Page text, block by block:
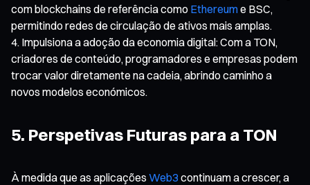
com blockchains de referência como Ethereume BSC,
permitindo redes de circulação de ativos mais amplas.
Impulsiona a adoção da economia digital: Com a TON,
criadores de conteúdo, programadores e empresas podem
trocar valor diretamente na cadeia, abrindo caminho a
novos modelos económicos.
5. Perspetivas Futuras para a TON
À medida que as aplicações Web3 continuam a crescer, a